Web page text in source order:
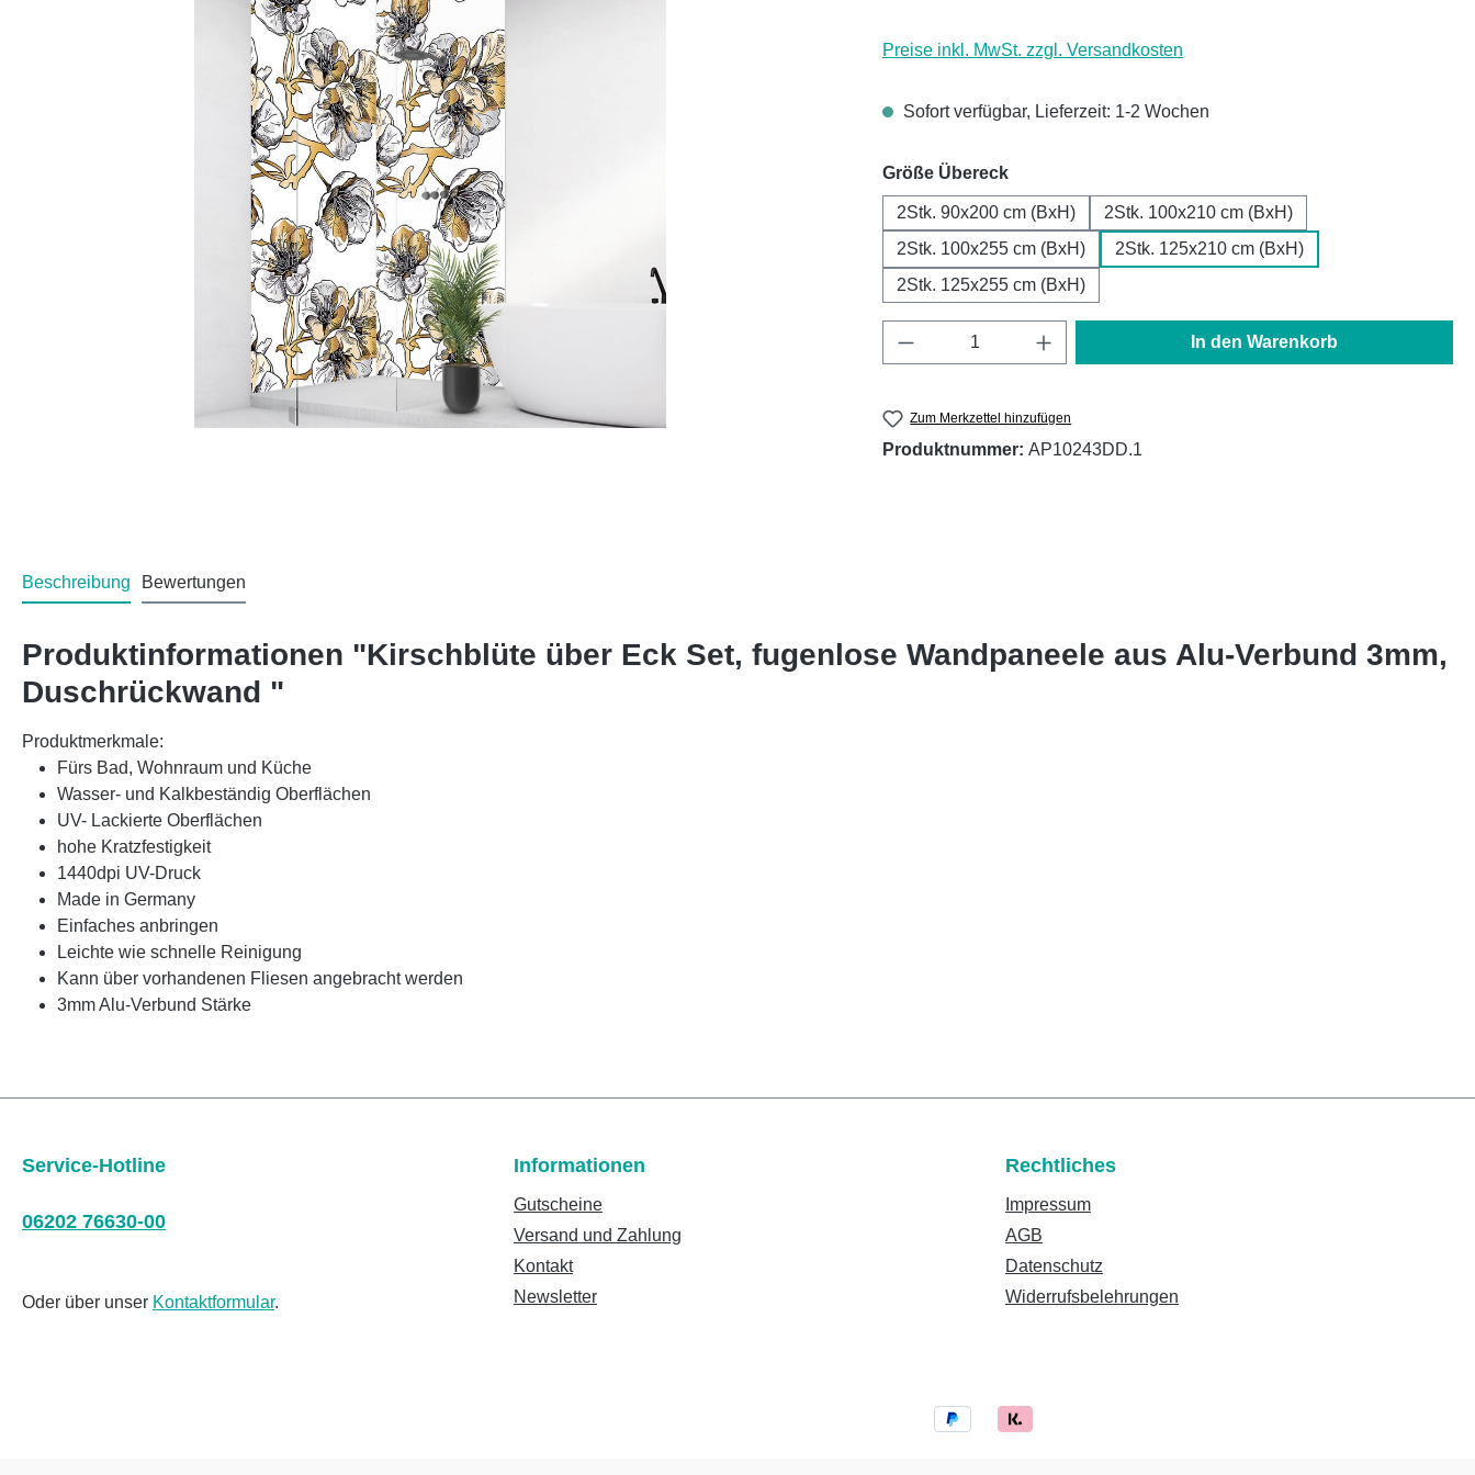
Preise inkl. MwSt. zzgl. Versandkosten
Sofort verfügbar, Lieferzeit: 1-2 Wochen
Größe Übereckauswählen
2Stk. 90x200 cm (BxH)
2Stk. 100x210 cm (BxH)
2Stk. 100x255 cm (BxH)
2Stk. 125x210 cm (BxH)
2Stk. 125x255 cm (BxH)
Produkt Anzahl: Gib den gewünschten Wert ein
In den Warenkorb
Zum Merkzettel hinzufügen
Produktnummer: AP10243DD.1
Beschreibung Bewertungen
Produktinformationen "Kirschblüte über Eck Set, fugenlose Wandpaneele aus Alu-Verbund 3mm,
Duschrückwand "
Produktmerkmale:
Fürs Bad, Wohnraum und Küche
Wasser- und Kalkbeständig Oberflächen
UV- Lackierte Oberflächen
hohe Kratzfestigkeit
1440dpi UV-Druck
Made in Germany
Einfaches anbringen
Leichte wie schnelle Reinigung
Kann über vorhandenen Fliesen angebracht werden
3mm Alu-Verbund Stärke
Service-Hotline
06202 76630-00
Oder über unser Kontaktformular.
Informationen
Gutscheine
Versand und Zahlung
Kontakt
Newsletter
Rechtliches
Impressum
AGB
Datenschutz
Widerrufsbelehrungen